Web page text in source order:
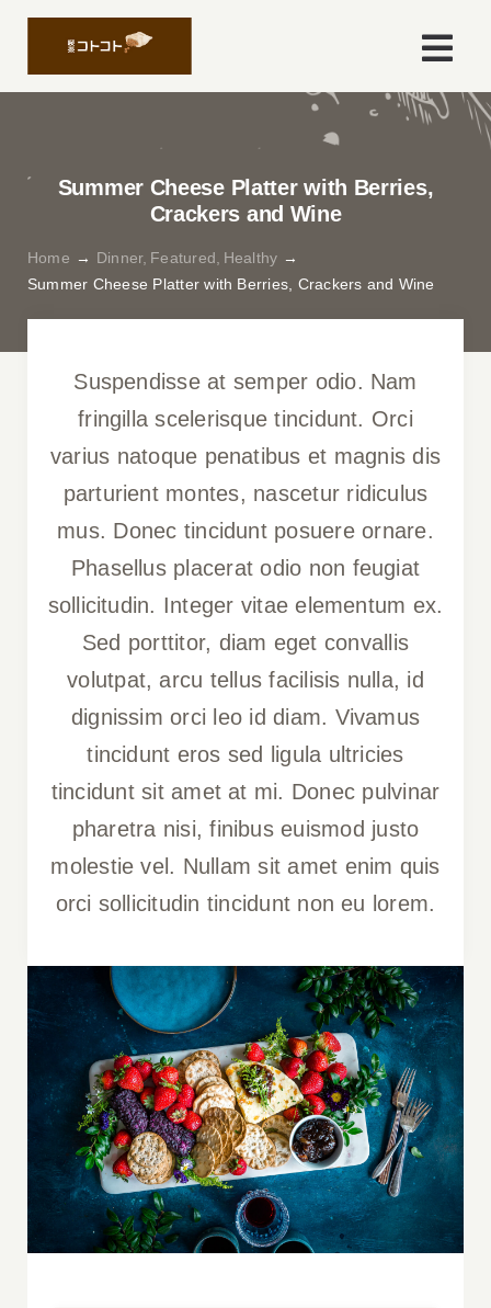
Skip
content
About
Menu
Profile
Summer Cheese Platter with Berries,
Crackers and Wine
Home Dinner Featured Healthy
Summer Cheese Platter with Berries, Crackers and Wine
Suspendisse at semper odio. Nam
fringilla scelerisque tincidunt. Orci
varius natoque penatibus et magnis dis
parturient montes, nascetur ridiculus
mus. Donec tincidunt posuere ornare.
Phasellus placerat odio non feugiat
sollicitudin. Integer vitae elementum ex.
Sed porttitor, diam eget convallis
volutpat, arcu tellus facilisis nulla, id
dignissim orci leo id diam. Vivamus
tincidunt eros sed ligula ultricies
tincidunt sit amet at mi. Donec pulvinar
pharetra nisi, finibus euismod justo
molestie vel. Nullam sit amet enim quis
orci sollicitudin tincidunt non eu lorem.